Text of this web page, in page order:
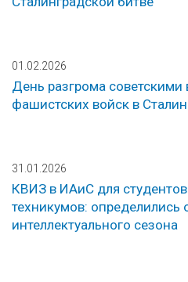
01.02.2026
День разгрома
фашистских войск в
31.01.2026
КВИЗ в ИАиС для
техникумов:
интеллектуального сезона